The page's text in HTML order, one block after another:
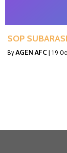
SOP
By AGEN AFC | 19